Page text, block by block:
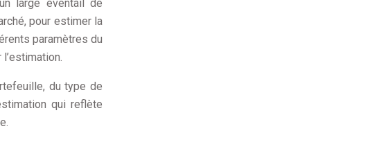
large éventail de
pour estimer la
paramètres du
du type de
qui reflète